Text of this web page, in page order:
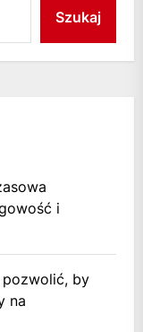
Szukaj
i
pozwolić, by
na